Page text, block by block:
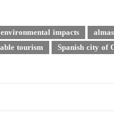
and environmental
Sustainable tourism